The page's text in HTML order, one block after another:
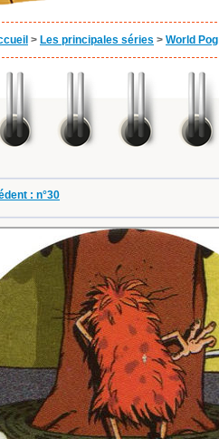
> Les principales séries > World
: n°30